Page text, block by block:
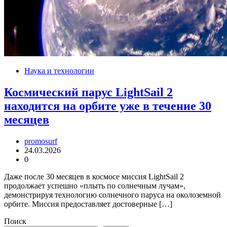
Наука и технологии
Космический парус LightSail 2
находится на орбите уже в течение 30
месяцев
promosurf
24.03.2026
0
Даже после 30 месяцев в космосе миссия LightSail 2
продолжает успешно «плыть по солнечным лучам»,
демонстрируя технологию солнечного паруса на околоземной
орбите. Миссия предоставляет достоверные […]
Поиск